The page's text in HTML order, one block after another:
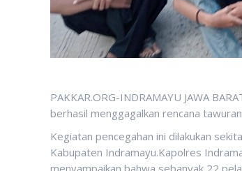
PAKKAR.ORG-INDRAMAYU JAWA
berhasil menggagalkan rencana
Kegiatan pencegahan ini dilakukan
Kabupaten Indramayu.Kapolres
menyampaikan bahwa sebanyak 22